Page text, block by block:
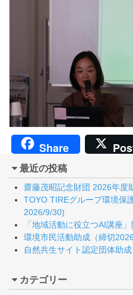
Share
最近の投稿
齋藤茂昭記念財団 2026年度
TOYO TIREグループ環境保
2026/9/30)
「地域活動に役立つAI講座
環境市民活動助成（締切
自然共生サイト認定団体助
カテゴリー